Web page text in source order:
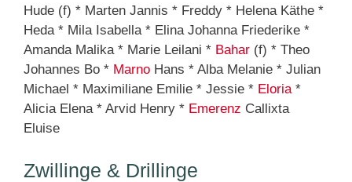
Hude (f) * Marten Jannis * Freddy * Helena Käthe *
Heda * Mila Isabella * Elina Johanna Friederike *
Amanda Malika * Marie Leilani * Bahar (f) * Theo
Johannes Bo * Marno Hans * Alba Melanie * Julian
Michael * Maximiliane Emilie * Jessie * Eloria*
Alicia Elena * Arvid Henry * Emerenz Callixta
Eluise
Zwillinge & Drillinge